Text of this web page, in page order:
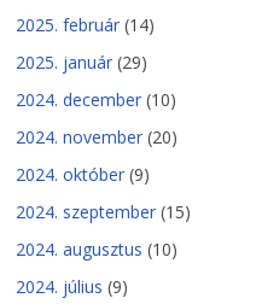
2025. február (14)
2025. január (29)
2024. december (10)
2024. november (20)
2024. október (9)
2024. szeptember (15)
2024. augusztus (10)
2024. július (9)